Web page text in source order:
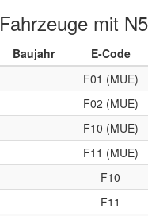
Fahrzeuge mit
Baujahr E-Code
F01 (MUE)
F02 (MUE)
F10 (MUE)
F11 (MUE)
F10
F11